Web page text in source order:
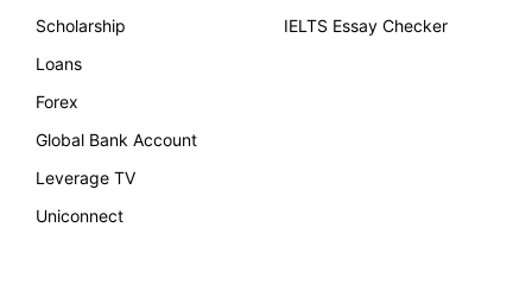
Scholarship
Loans
Forex
Global Bank Account
Leverage TV
Uniconnect
IELTS Essay Checker